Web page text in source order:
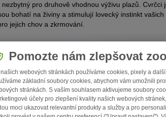
pro druhově vhodnou výživu plazů. Cvrčci
bohatí na živiny a stimulují lovecký instinkt vašich
jejich chov a zkrmování.
Pomozte nám zlepšovat
našich webových stránkách používáme cookies, pixely a
základní soubory cookies, abychom vám umožnili
stránkách. S vaším souhlasem aktivujeme soubory
účely pro zlepšení kvality našich webových
moci ukazovat relevantní produkty a služby a pro